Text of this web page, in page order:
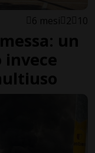
6 mesi 2 10
un
invece